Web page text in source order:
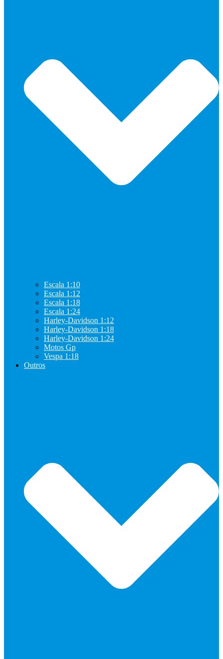
Escala 1:10
Escala 1:12
Escala 1:18
Escala 1:24
Harley-Davidson 1:12
Harley-Davidson 1:18
Harley-Davidson 1:24
Motos Gp
Vespa 1:18
Outros